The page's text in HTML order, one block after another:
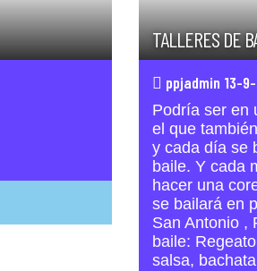
TALLERES DE
ppjadmin 13-
Podría ser en
el que
y cada día se
baile. Y cada
hacer una
se bailará en
San Antonio ,
baile:
salsa,